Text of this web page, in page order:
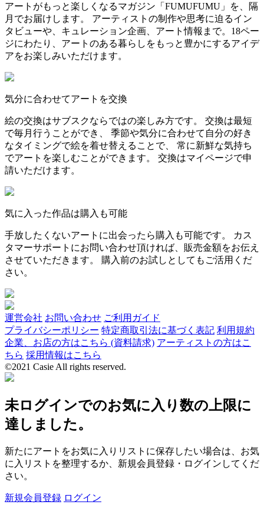
アートがもっと楽しくなるマガジン「FUMUFUMU」を、隔
月でお届けします。 アーティストの制作や思考に迫るイン
タビューや、キュレーション企画、アート情報まで。18ペー
ジにわたり、アートのある暮らしをもっと豊かにするアイデ
アをお楽しみいただけます。
気分に合わせてアートを交換
絵の交換はサブスクならではの楽しみ方です。 交換は最短
で毎月行うことができ、 季節や気分に合わせて自分の好き
なタイミングで絵を着せ替えることで、 常に新鮮な気持ち
でアートを楽しむことができます。 交換はマイページで申
請いただけます。
気に入った作品は購入も可能
手放したくないアートに出会ったら購入も可能です。 カス
タマーサポートにお問い合わせ頂ければ、販売金額をお伝え
させていただきます。 購入前のお試しとしてもご活用くだ
さい。
運営会社 お問い合わせ ご利用ガイド
プライバシーポリシー 特定商取引法に基づく表記 利用規約
企業、お店の方はこちら (資料請求) アーティストの方はこ
ちら 採用情報はこちら
©2021 Casie All rights reserved.
未ログインでのお気に入り数の上限に
達しました。
新たにアートをお気に入りリストに保存したい場合は、お気
に入リストを整理するか、新規会員登録・ログインしてくだ
さい。
新規会員登録 ログイン